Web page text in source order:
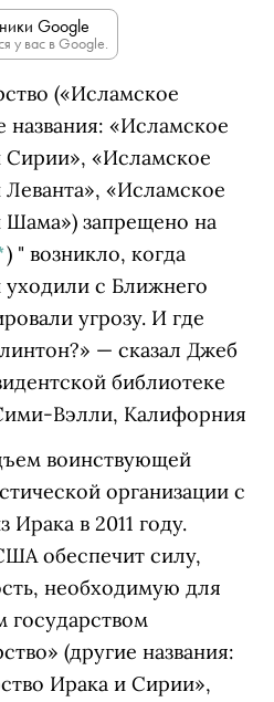
Google
у вас в Google.
(«Исламское
названия: «Исламское
Сирии», «Исламское
«Исламское
Шама») запрещено на
) " возникло, когда
с Ближнего
угрозу. И где
— сказал Джеб
библиотеке
Вэлли, Калифорния
воинствующей
организации с
в 2011 году.
обеспечит силу,
необходимую для
государством
(другие названия:
Ирака и Сирии»,